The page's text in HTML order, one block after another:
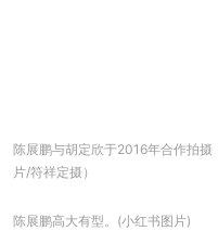
陈展鹏与胡定欣于2016年合作拍
片/符祥定摄）
陈展鹏高大有型。(小红书图片)